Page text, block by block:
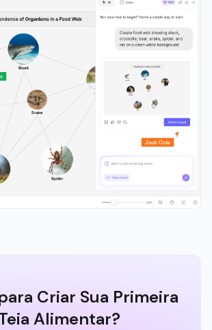
Criar Sua Primeira
Alimentar?